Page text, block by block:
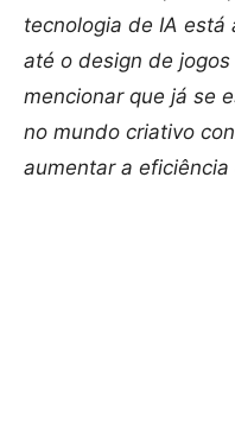
tecnologia de IA está
até o design de
mencionar que já se
no mundo criativo
aumentar a